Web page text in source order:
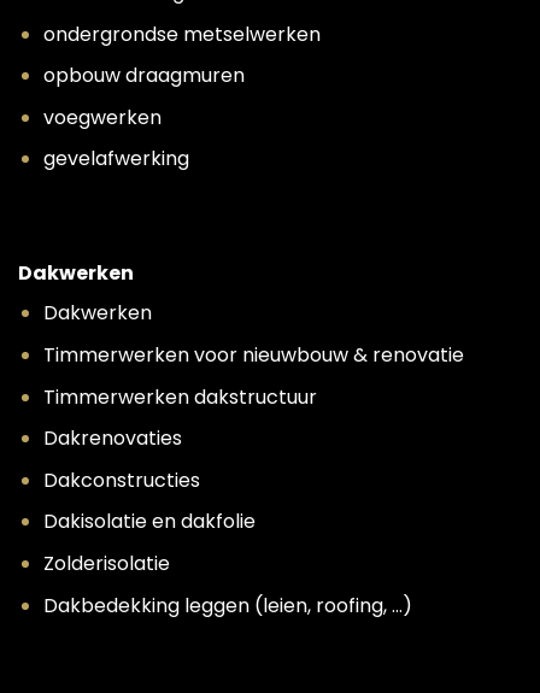
ondergrondse metselwerken
opbouw draagmuren
voegwerken
gevelafwerking
Dakwerken
Dakwerken
Timmerwerken voor nieuwbouw & renovatie
Timmerwerken dakstructuur
Dakrenovaties
Dakconstructies
Dakisolatie en dakfolie
Zolderisolatie
Dakbedekking leggen (leien, roofing, …)